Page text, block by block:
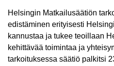
Helsingin Matkailusäätiön
edistäminen erityisesti
kannustaa ja tukee teoillaan
kehittävää toimintaa ja
tarkoituksessa säätiö palkitsi